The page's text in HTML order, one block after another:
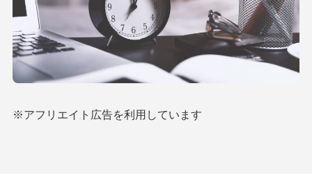
※アフリエイト広告を利用しています